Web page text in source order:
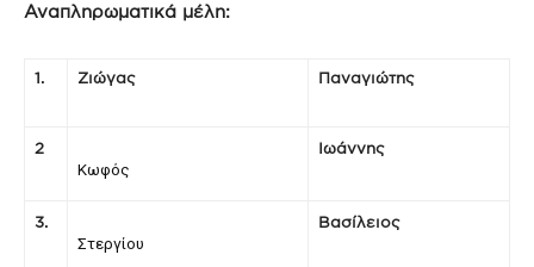
Αναπληρωματικά μέλη:
1. Ζιώγας Παναγιώτης
2
Κωφός
Ιωάννης
3.
Στεργίου
Βασίλειος